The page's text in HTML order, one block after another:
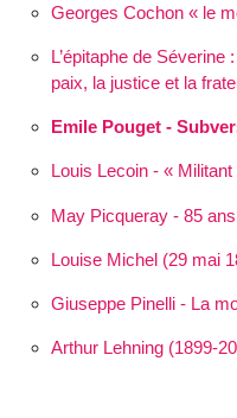
Georges Cochon « le
L’épitaphe de Séverine :
paix, la justice et la
Emile Pouget -
Louis Lecoin - «
May Picqueray - 85 ans
Louise Michel (29 mai
Giuseppe Pinelli - La
Arthur Lehning (1899-